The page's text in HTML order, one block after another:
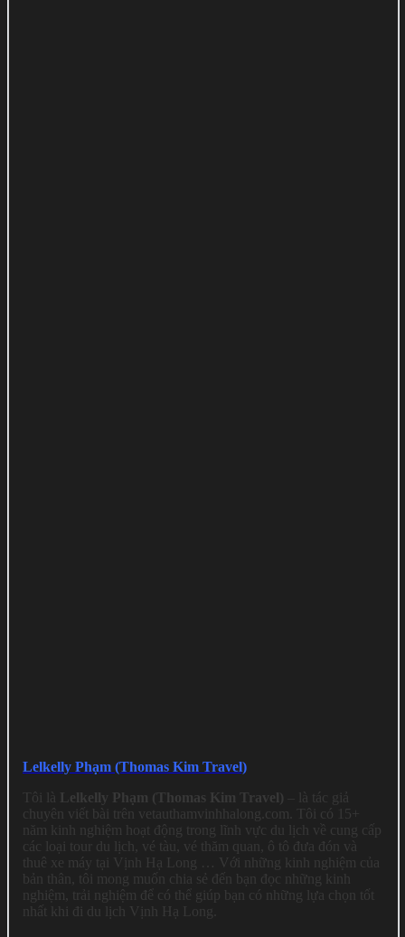
Lelkelly Phạm (Thomas Kim Travel)
Tôi là Lelkelly Phạm (Thomas Kim Travel) – là tác giả
chuyên viết bài trên vetauthamvinhhalong.com. Tôi có 15+
năm kinh nghiệm hoạt động trong lĩnh vực du lịch về cung cấp
các loại tour du lịch, vé tàu, vé thăm quan, ô tô đưa đón và
thuê xe máy tại Vịnh Hạ Long … Với những kinh nghiệm của
bản thân, tôi mong muốn chia sẻ đến bạn đọc những kinh
nghiệm, trải nghiệm để có thể giúp bạn có những lựa chọn tốt
nhất khi đi du lịch Vịnh Hạ Long.